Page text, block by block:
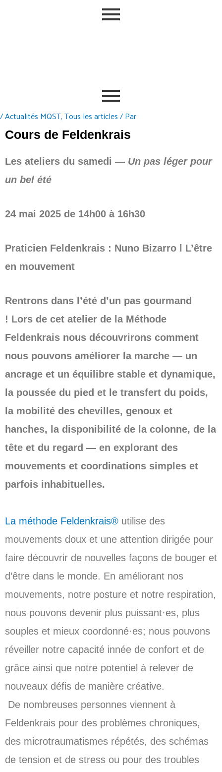
/Actualités MQST,Tous les articles/ Par
Cours de Feldenkrais
Les ateliers du samedi — Un pas léger pour
un bel été
24 mai 2025 de 14h00 à 16h30
Praticien Feldenkrais : Nuno Bizarro l L’être
en mouvement
Rentrons dans l’été d’un pas gourmand
! Lors de cet atelier de la Méthode
Feldenkrais nous découvrirons comment
nous pouvons améliorer la marche — un
ancrage et un équilibre stable et dynamique,
la poussée du pied et le transfert du poids,
la mobilité des chevilles, genoux et
hanches, la disponibilité de la colonne, de la
tête et du regard — en explorant des
mouvements et coordinations simples et
parfois inhabituelles.
La méthode Feldenkrais® utilise des
mouvements doux et une attention dirigée pour
faire découvrir de nouvelles façons de bouger et
d’être dans le monde. En améliorant nos
mouvements, notre posture et notre respiration,
nous pouvons devenir plus puissant·es, plus
souples et mieux coordonné·es; nous pouvons
réveiller notre capacité innée de confort et de
grâce ainsi que notre potentiel à relever de
nouveaux défis de manière créative.
De nombreuses personnes viennent à
Feldenkrais pour des problèmes chroniques,
des microtraumatismes répétés, des schémas
de tension et de stress ou pour des troubles